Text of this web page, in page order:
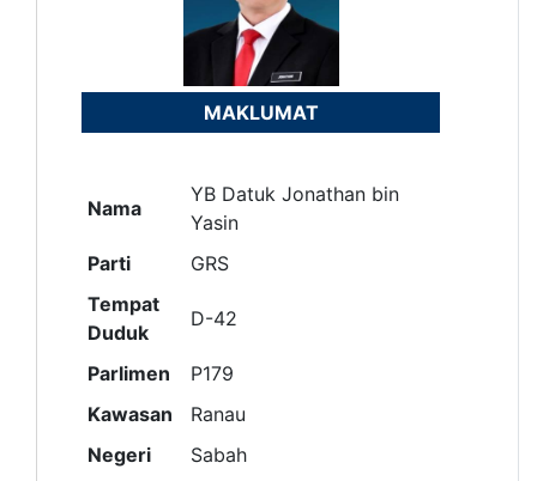
MAKLUMAT
Nama
YB Datuk Jonathan bin
Yasin
Parti
GRS
Tempat
Duduk
D-42
Parlimen
P179
Kawasan
Ranau
Negeri
Sabah